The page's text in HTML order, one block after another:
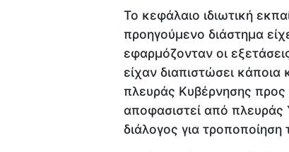
Το κεφάλαιο ιδιωτική
προηγούμενο διάστημα
εφαρμόζονταν οι
είχαν διαπιστώσει
πλευράς Κυβέρνησης προς
αποφασιστεί από πλευράς
διάλογος για τροποποίηση